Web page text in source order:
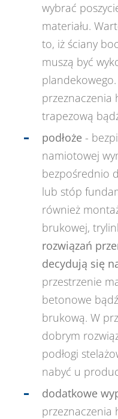
wybrać
materiału.
to, iż ściany
muszą być
przeznaczenia
trapezową
podłoże -
namiotowej
bezpośrednio
lub stóp
również
brukowej,
rozwiązań
decydują się
przestrzenie
betonowe
brukową. W
dobrym
podłogi
nabyć u
dodatkowe
przeznaczenia